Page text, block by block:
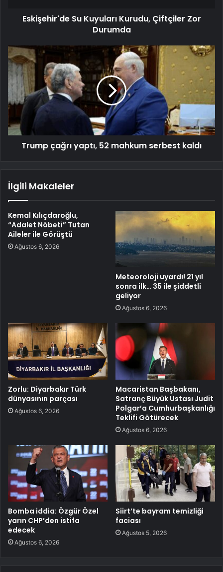
Eskişehir'de Su Kuyuları Kurudu, Çiftçiler Zor
Durumda
Trump çağrı yaptı, 52 mahkum serbest kaldı
İlgili Makaleler
Kemal Kılıçdaroğlu,
“Adalet Nöbeti” Tutan
Aileler ile Görüştü
Ağustos 6, 2026
Meteoroloji uyardı! 21 yıl
sonra ilk… 35 ile şiddetli
geliyor
Ağustos 6, 2026
Zorlu: Diyarbakır Türk
dünyasının parçası
Ağustos 6, 2026
Macaristan Başbakanı,
Satranç Büyük Ustası Judit
Polgar’a Cumhurbaşkanlığı
Teklifi Götürecek
Ağustos 6, 2026
Bomba iddia: Özgür Özel
yarın CHP’den istifa
edecek
Ağustos 6, 2026
Siirt’te bayram temizliği
faciası
Ağustos 5, 2026